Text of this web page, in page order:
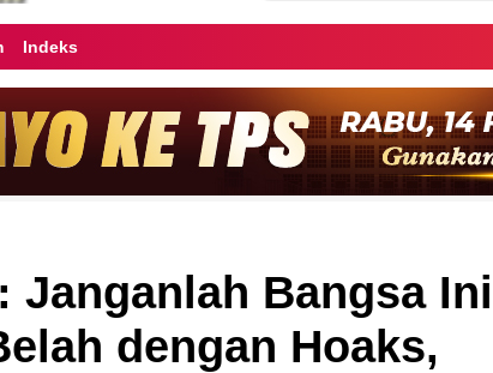
Indeks
Janganlah Bangsa Ini
dengan Hoaks,